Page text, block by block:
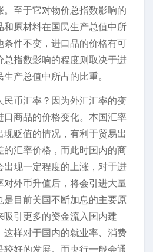
至于它对物价总指数影响的
和原材料在国民生产总值中所
条件不变，进口品的价格有可
总指数影响的程度则取决于进
产总值中所占的比重。
民币汇率？因为外汇汇率的变
口商品的价格变化。本国汇率
贬值的情况，有利于贸易出
的汇率价格，而此时国内的商
出现一定程度的上涨，对于进
对外币升值后，将会引进大量
是目前美国不断加息的主要原
吸引更多的资金流入国内建
这样对于国内的就业率、消费
好的发展。而央行一般会通